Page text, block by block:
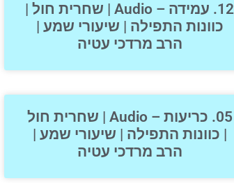
12. עמידה – Audio | שחרית חול |
כוונות התפילה | שיעורי שמע |
הרב מרדכי עטיה
05. כריעות – Audio | שחרית חול
| כוונות התפילה | שיעורי שמע |
הרב מרדכי עטיה